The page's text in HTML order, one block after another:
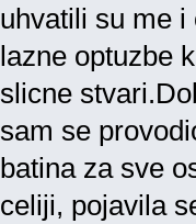
uhvatili su me
lazne optuzbe
slicne
sam se
batina za sve
celiji, pojavila